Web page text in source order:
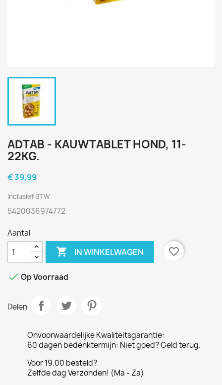
ADTAB - KAUWTABLET HOND, 11-
22KG.
€ 39,99
Inclusief BTW
5420036974772
Aantal
 IN WINKELWAGEN favorite_border
 Op Voorraad
Delen
Onvoorwaardelijke Kwaliteitsgarantie:
60 dagen bedenktermijn: Niet goed? Geld terug.
Voor 19.00 besteld?
Zelfde dag Verzonden! (Ma - Za)